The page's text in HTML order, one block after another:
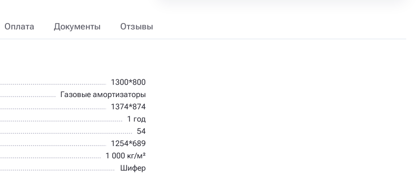
Оплата Документы Отзывы
1300*800
Газовые амортизаторы
1374*874
1 год
54
1254*689
1 000 кг/м²
Шифер